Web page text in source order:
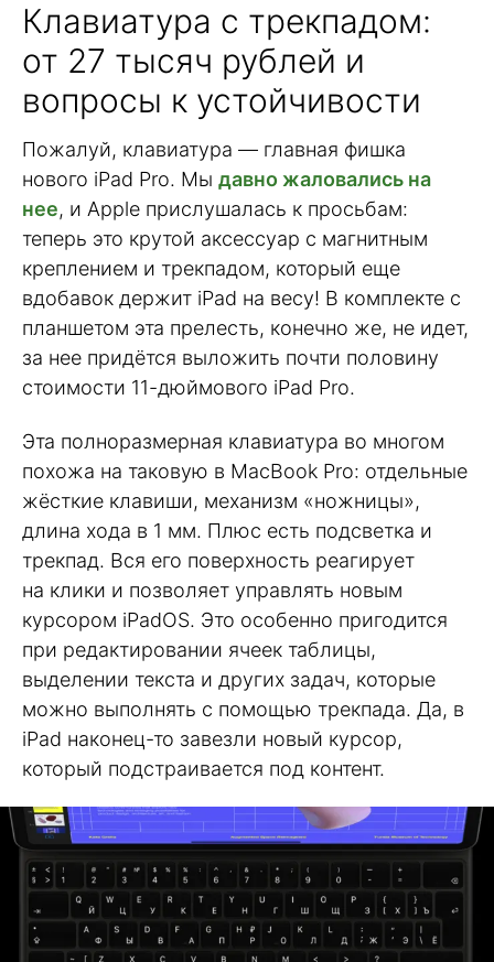
Клавиатура с трекпадом:
от 27 тысяч рублей и
вопросы к устойчивости
Пожалуй, клавиатура — главная фишка
нового iPad Pro. Мы давно жаловались на
нее, и Apple прислушалась к просьбам:
теперь это крутой аксессуар с магнитным
креплением и трекпадом, который еще
вдобавок держит iPad на весу! В комплекте с
планшетом эта прелесть, конечно же, не идет,
за нее придётся выложить почти половину
стоимости 11-дюймового iPad Pro.
Эта полноразмерная клавиатура во многом
похожа на таковую в MacBook Pro: отдельные
жёсткие клавиши, механизм «ножницы»,
длина хода в 1 мм. Плюс есть подсветка и
трекпад. Вся его поверхность реагирует
на клики и позволяет управлять новым
курсором iPadOS. Это особенно пригодится
при редактировании ячеек таблицы,
выделении текста и других задач, которые
можно выполнять с помощью трекпада. Да, в
iPad наконец-то завезли новый курсор,
который подстраивается под контент.